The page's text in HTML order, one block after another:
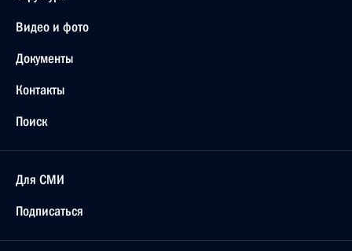
Видео и фото
Документы
Контакты
Поиск
Для СМИ
Подписаться